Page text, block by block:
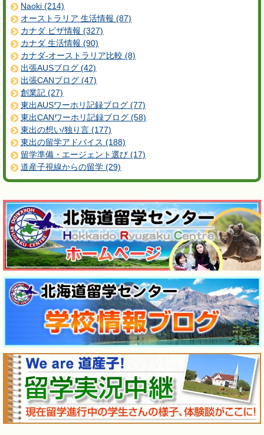
Naoki (214)
オーストラリア 生活情報 (87)
カナダ ビザ情報 (327)
カナダ 生活情報 (90)
カナダ-オーストラリア比較 (8)
出張AUSブログ (42)
出張CANブログ (47)
創業記 (27)
東出AUSワーホリ記録ブログ (77)
東出CANワーホリ記録ブログ (58)
東出の想い/独り言 (177)
東出の留学アドバイス (188)
留学準備・エージェント選び (17)
道産子視線からの留学 (29)